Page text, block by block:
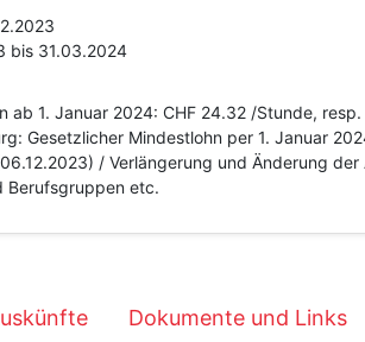
bis 31.03.2024
ab 1. Januar 2024: CHF 24.32 /Stunde,
Gesetzlicher Mindestlohn per 1. Januar
/ Verlängerung und Änderung
Berufsgruppen etc.
Dokumente und Links